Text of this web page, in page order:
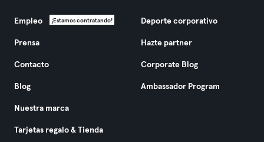
Empleo ¡Estamos contratando!
Prensa
Contacto
Blog
Nuestra marca
Tarjetas regalo & Tienda
Deporte corporativo
Hazte partner
Corporate Blog
Ambassador Program